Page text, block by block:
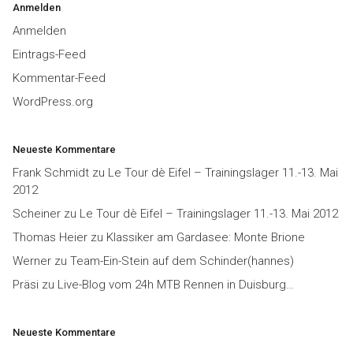
Anmelden
Anmelden
Eintrags-Feed
Kommentar-Feed
WordPress.org
Neueste Kommentare
Frank Schmidt zu Le Tour dè Eifel – Trainingslager 11.-13. Mai
2012
Scheiner zu Le Tour dè Eifel – Trainingslager 11.-13. Mai 2012
Thomas Heier zu Klassiker am Gardasee: Monte Brione
Werner zu Team-Ein-Stein auf dem Schinder(hannes)
Präsi zu Live-Blog vom 24h MTB Rennen in Duisburg…
Neueste Kommentare